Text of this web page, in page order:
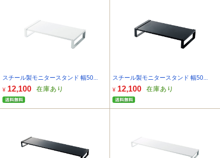
スチール製モニタースタンド 幅50...
¥ 12,100 在庫あり
スチール製モニタースタンド 幅50...
¥ 12,100 在庫あり